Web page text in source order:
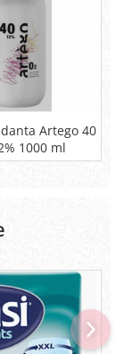
Artego 40
1000 ml